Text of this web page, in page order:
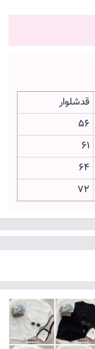
قدشلوار
56
61
64
72